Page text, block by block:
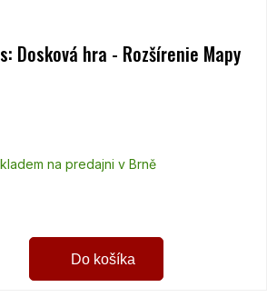
Dosková hra - Rozšírenie Mapy
na predajni v Brně
Do košíka